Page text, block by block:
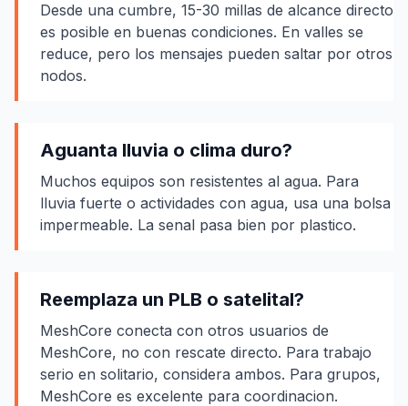
Desde una cumbre, 15-30 millas de alcance directo
es posible en buenas condiciones. En valles se
reduce, pero los mensajes pueden saltar por otros
nodos.
Aguanta lluvia o clima duro?
Muchos equipos son resistentes al agua. Para
lluvia fuerte o actividades con agua, usa una bolsa
impermeable. La senal pasa bien por plastico.
Reemplaza un PLB o satelital?
MeshCore conecta con otros usuarios de
MeshCore, no con rescate directo. Para trabajo
serio en solitario, considera ambos. Para grupos,
MeshCore es excelente para coordinacion.